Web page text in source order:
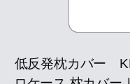
低反発枕カバー